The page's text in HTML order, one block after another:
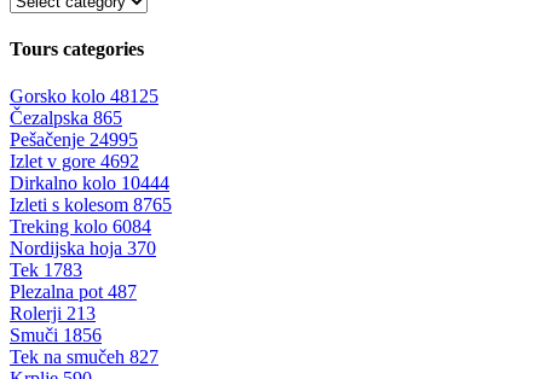
Tours categories
Gorsko kolo 48125
Čezalpska 865
Pešačenje 24995
Izlet v gore 4692
Dirkalno kolo 10444
Izleti s kolesom 8765
Treking kolo 6084
Nordijska hoja 370
Tek 1783
Plezalna pot 487
Rolerji 213
Smuči 1856
Tek na smučeh 827